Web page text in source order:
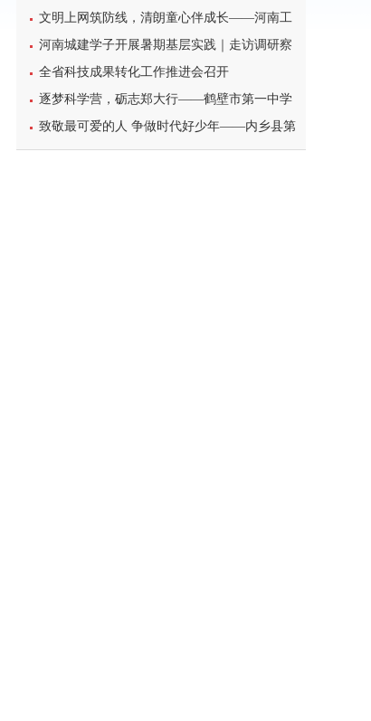
暑期三下乡心理健康宣讲活动
文明上网筑防线，清朗童心伴成长——河南工
业大学北斗星筑梦志愿服务团队开展科普主题实
践课堂
河南城建学子开展暑期基层实践｜走访调研察
民情，反诈宣传护平安
全省科技成果转化工作推进会召开
逐梦科学营，砺志郑大行——鹤壁市第一中学
学子参加2026年郑州大学高校科学营研学之旅纪
实
致敬最可爱的人 争做时代好少年——内乡县第
一小学开展暑期“八一”建军节主题实践活动